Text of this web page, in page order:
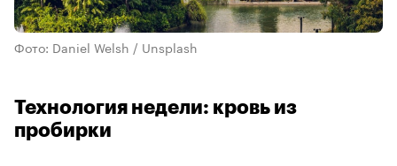
Фото: Daniel Welsh / Unsplash
Технология недели: кровь из
пробирки